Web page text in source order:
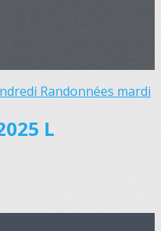
Randonnées mardi
L